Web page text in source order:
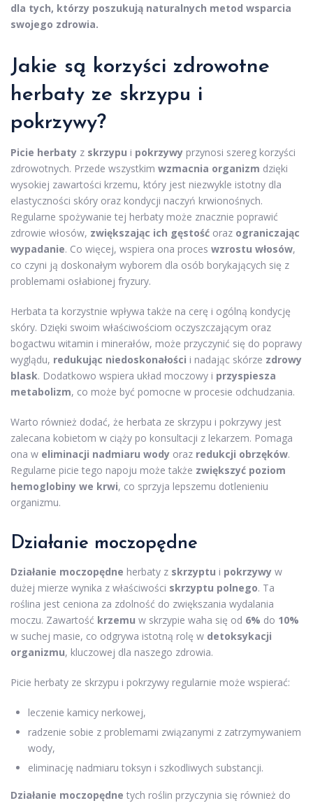
dla tych, którzy poszukują naturalnych metod wsparcia
swojego zdrowia.
Jakie są korzyści zdrowotne
herbaty ze skrzypu i
pokrzywy?
Picie herbaty z skrzypu i pokrzywy przynosi szereg korzyści
zdrowotnych. Przede wszystkim wzmacnia organizm dzięki
wysokiej zawartości krzemu, który jest niezwykle istotny dla
elastyczności skóry oraz kondycji naczyń krwionośnych.
Regularne spożywanie tej herbaty może znacznie poprawić
zdrowie włosów, zwiększając ich gęstość oraz ograniczając
wypadanie. Co więcej, wspiera ona proces wzrostu włosów,
co czyni ją doskonałym wyborem dla osób borykających się z
problemami osłabionej fryzury.
Herbata ta korzystnie wpływa także na cerę i ogólną kondycję
skóry. Dzięki swoim właściwościom oczyszczającym oraz
bogactwu witamin i minerałów, może przyczynić się do poprawy
wyglądu, redukując niedoskonałości i nadając skórze zdrowy
blask. Dodatkowo wspiera układ moczowy i przyspiesza
metabolizm, co może być pomocne w procesie odchudzania.
Warto również dodać, że herbata ze skrzypu i pokrzywy jest
zalecana kobietom w ciąży po konsultacji z lekarzem. Pomaga
ona w eliminacji nadmiaru wody oraz redukcji obrzęków.
Regularne picie tego napoju może także zwiększyć poziom
hemoglobiny we krwi, co sprzyja lepszemu dotlenieniu
organizmu.
Działanie moczopędne
Działanie moczopędne herbaty z skrzyptu i pokrzywy w
dużej mierze wynika z właściwości skrzyptu polnego. Ta
roślina jest ceniona za zdolność do zwiększania wydalania
moczu. Zawartość krzemu w skrzypie waha się od 6% do 10%
w suchej masie, co odgrywa istotną rolę w detoksykacji
organizmu, kluczowej dla naszego zdrowia.
Picie herbaty ze skrzypu i pokrzywy regularnie może wspierać:
leczenie kamicy nerkowej,
radzenie sobie z problemami związanymi z zatrzymywaniem
wody,
eliminację nadmiaru toksyn i szkodliwych substancji.
Działanie moczopędne tych roślin przyczynia się również do